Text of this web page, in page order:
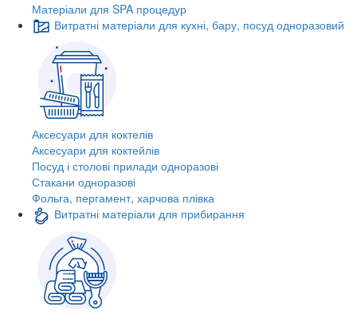
Матеріали для SPA процедур
Витратні матеріали для кухні, бару, посуд одноразовий
Аксесуари для коктелів
Аксесуари для коктейлів
Посуд і столові прилади одноразові
Стакани одноразові
Фольга, пергамент, харчова плівка
Витратні матеріали для прибирання